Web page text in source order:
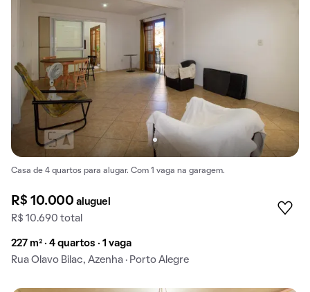
Casa de 4 quartos para alugar. Com 1 vaga na garagem.
R$ 10.000aluguel
R$ 10.690 total
227 m² · 4 quartos · 1 vaga
Rua Olavo Bilac, Azenha · Porto Alegre